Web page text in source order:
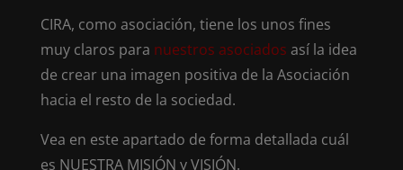
CIRA, como asociación, tiene los unos fines
muy claros para nuestros asociados así la idea
de crear una imagen positiva de la Asociación
hacia el resto de la sociedad.
Vea en este apartado de forma detallada cuál
es NUESTRA MISIÓN y VISIÓN.